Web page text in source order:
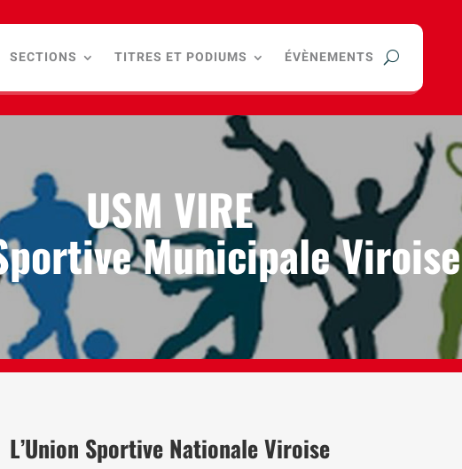
SECTIONS TITRES ET PODIUMS ÉVÈNEMENTS
USM VIRE
Municipale Viroise
L’Union Sportive Nationale Viroise